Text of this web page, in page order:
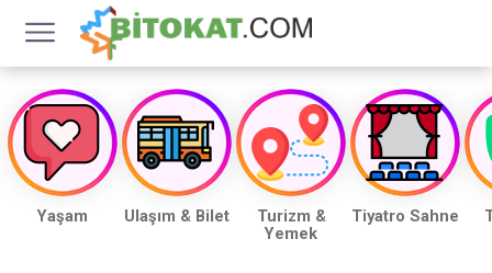
Yaşam Ulaşım & Bilet
Turizm &
Yemek
Tiyatro Sahne